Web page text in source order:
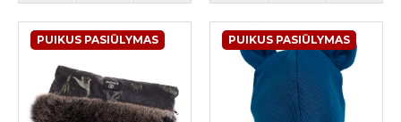
PUIKUS PASIŪLYMAS PUIKUS PASIŪLYMAS